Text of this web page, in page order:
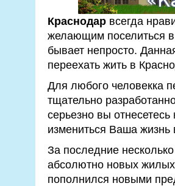
Краснодарвсегда
желающим поселиться
бывает непросто.
переехать жить в
Для любого человекка
тщательно
серьезно вы
измениться Ваша жизнь
За последние
абсолютно новых
пополнился новыми